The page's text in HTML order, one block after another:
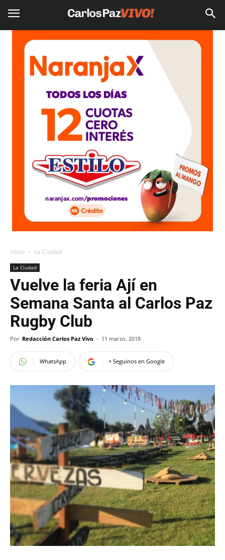
Inicio La Ciudad
La Ciudad
Vuelve la feria Ají en
Semana Santa al Carlos Paz
Rugby Club
Por Redacción Carlos Paz Vivo - 11 marzo, 2018
WhatsApp + Seguinos en Google